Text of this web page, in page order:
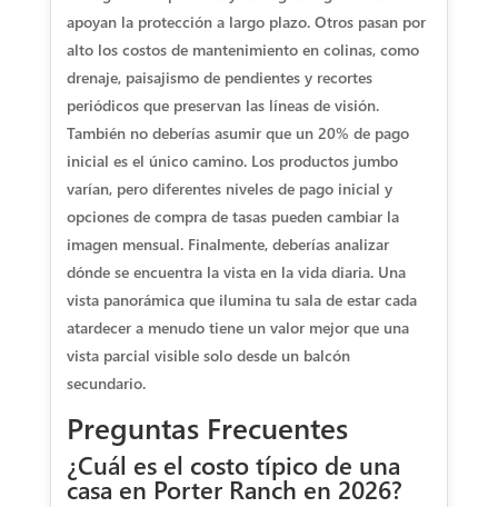
apoyan la protección a largo plazo. Otros pasan por
alto los costos de mantenimiento en colinas, como
drenaje, paisajismo de pendientes y recortes
periódicos que preservan las líneas de visión.
También no deberías asumir que un 20% de pago
inicial es el único camino. Los productos jumbo
varían, pero diferentes niveles de pago inicial y
opciones de compra de tasas pueden cambiar la
imagen mensual. Finalmente, deberías analizar
dónde se encuentra la vista en la vida diaria. Una
vista panorámica que ilumina tu sala de estar cada
atardecer a menudo tiene un valor mejor que una
vista parcial visible solo desde un balcón
secundario.
Preguntas Frecuentes
¿Cuál es el costo típico de una
casa en Porter Ranch en 2026?